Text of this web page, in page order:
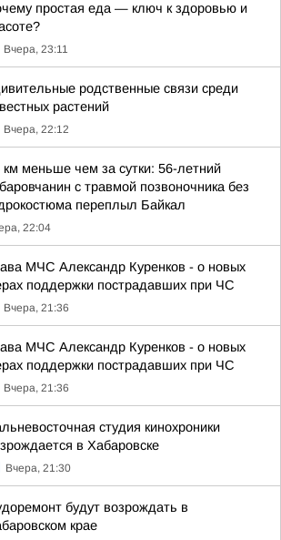
простая еда — ключ к здоровью и
Вчера, 23:11
родственные связи среди
растений
Вчера, 22:12
км меньше чем за сутки: 56-летний
с травмой позвоночника без
переплыл Байкал
22:04
МЧС Александр Куренков - о новых
поддержки пострадавших при ЧС
Вчера, 21:36
МЧС Александр Куренков - о новых
поддержки пострадавших при ЧС
Вчера, 21:36
студия кинохроники
в Хабаровске
Вчера, 21:30
будут возрождать в
крае